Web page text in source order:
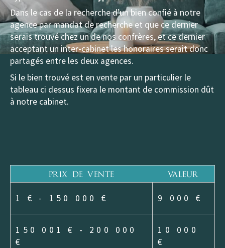
Dans le cas de la recherche d’un bien confié à notre
agence par mandat de recherche et que ce dernier
serais trouvé chez un de nos confrères, et ce dernier
acceptant un inter-cabinet les honoraires serait donc
partagés entre les deux agences.
Si le bien trouvé est en vente par un particulier le
tableau ci dessus fixera le montant de commission dût
à notre cabinet.
Prix de vente Valeur
1 € - 150 000 € 9 000 €
150 001 € - 200 000
€
10 000
€
TERRASSE PARKING PISCINE
FILTRER PAR
COUPS DE COEUR EXCLUSIVITÉS